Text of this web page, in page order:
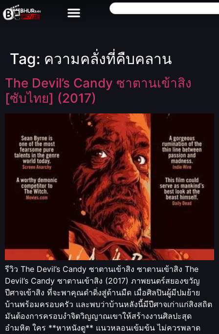
Tag: ความคลั่งที่คืบคลาน
The Devil’s Candy ซาตานเข้าสิง
[ซับไทย] (2017)
รีวิว The Devil’s Candy ซาตานเข้าสิง ซาตานเข้าสิง The
Devil’s Candy ซาตานเข้าสิง (2017) ภาพยนตร์สยองขวัญ
ปีศาจเข้าสิง ที่จะพาคุณดำดิ่งสู่ด้านมืด เมื่อศิลปินผู้มีปมย้าย
บ้านพร้อมครอบครัว และพบว่าบ้านหลังนี้มีปีศาจเก่าแก่สิงสถิต
มันต้องการครอบงำจิตวิญญาณเขาให้สร้างงานศิลปะสุด
อำมหิต ใคร **หาหนังดู** แนวหลอนเข้มข้น ไม่ควรพลาด